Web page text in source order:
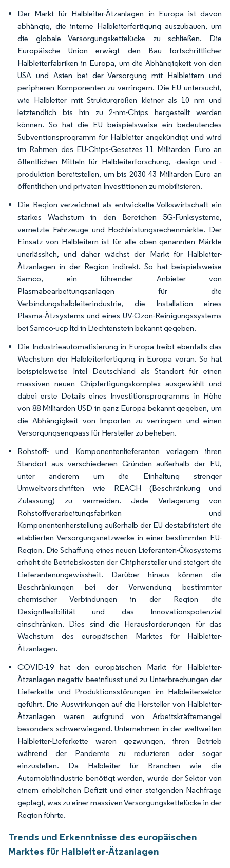
Der Markt für Halbleiter-Ätzanlagen in Europa ist davon
abhängig, die interne Halbleiterfertigung auszubauen, um
die globale Versorgungskettelücke zu schließen. Die
Europäische Union erwägt den Bau fortschrittlicher
Halbleiterfabriken in Europa, um die Abhängigkeit von den
USA und Asien bei der Versorgung mit Halbleitern und
peripheren Komponenten zu verringern. Die EU untersucht,
wie Halbleiter mit Strukturgrößen kleiner als 10 nm und
letztendlich bis hin zu 2-nm-Chips hergestellt werden
können. So hat die EU beispielsweise ein bedeutendes
Subventionsprogramm für Halbleiter angekündigt und wird
im Rahmen des EU-Chips-Gesetzes 11 Milliarden Euro an
öffentlichen Mitteln für Halbleiterforschung, -design und -
produktion bereitstellen, um bis 2030 43 Milliarden Euro an
öffentlichen und privaten Investitionen zu mobilisieren.
Die Region verzeichnet als entwickelte Volkswirtschaft ein
starkes Wachstum in den Bereichen 5G-Funksysteme,
vernetzte Fahrzeuge und Hochleistungsrechenmärkte. Der
Einsatz von Halbleitern ist für alle oben genannten Märkte
unerlässlich, und daher wächst der Markt für Halbleiter-
Ätzanlagen in der Region indirekt. So hat beispielsweise
Samco, ein führender Anbieter von
Plasmabearbeitungsanlagen für die
Verbindungshalbleiterindustrie, die Installation eines
Plasma-Ätzsystems und eines UV-Ozon-Reinigungssystems
bei Samco-ucp ltd in Liechtenstein bekannt gegeben.
Die Industrieautomatisierung in Europa treibt ebenfalls das
Wachstum der Halbleiterfertigung in Europa voran. So hat
beispielsweise Intel Deutschland als Standort für einen
massiven neuen Chipfertigungskomplex ausgewählt und
dabei erste Details eines Investitionsprogramms in Höhe
von 88 Milliarden USD in ganz Europa bekannt gegeben, um
die Abhängigkeit von Importen zu verringern und einen
Versorgungsengpass für Hersteller zu beheben.
Rohstoff- und Komponentenlieferanten verlagern ihren
Standort aus verschiedenen Gründen außerhalb der EU,
unter anderem um die Einhaltung strenger
Umweltvorschriften wie REACH (Beschränkung und
Zulassung) zu vermeiden. Jede Verlagerung von
Rohstoffverarbeitungsfabriken und
Komponentenherstellung außerhalb der EU destabilisiert die
etablierten Versorgungsnetzwerke in einer bestimmten EU-
Region. Die Schaffung eines neuen Lieferanten-Ökosystems
erhöht die Betriebskosten der Chiphersteller und steigert die
Lieferantenungewissheit. Darüber hinaus können die
Beschränkungen bei der Verwendung bestimmter
chemischer Verbindungen in der Region die
Designflexibilität und das Innovationspotenzial
einschränken. Dies sind die Herausforderungen für das
Wachstum des europäischen Marktes für Halbleiter-
Ätzanlagen.
COVID-19 hat den europäischen Markt für Halbleiter-
Ätzanlagen negativ beeinflusst und zu Unterbrechungen der
Lieferkette und Produktionsstörungen im Halbleitersektor
geführt. Die Auswirkungen auf die Hersteller von Halbleiter-
Ätzanlagen waren aufgrund von Arbeitskräftemangel
besonders schwerwiegend. Unternehmen in der weltweiten
Halbleiter-Lieferkette waren gezwungen, ihren Betrieb
während der Pandemie zu reduzieren oder sogar
einzustellen. Da Halbleiter für Branchen wie die
Automobilindustrie benötigt werden, wurde der Sektor von
einem erheblichen Defizit und einer steigenden Nachfrage
geplagt, was zu einer massiven Versorgungskettelücke in der
Region führte.
Trends und Erkenntnisse des europäischen
Marktes für Halbleiter-Ätzanlagen